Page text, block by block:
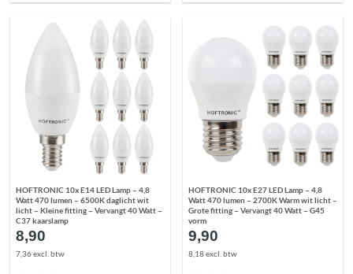
HOFTRONIC 10x E14 LED Lamp – 4,8
Watt 470 lumen – 6500K daglicht wit
licht – Kleine fitting – Vervangt 40 Watt –
C37 kaarslamp
8,90
7,36 excl. btw
HOFTRONIC 10x E27 LED Lamp – 4,8
Watt 470 lumen – 2700K Warm wit licht –
Grote fitting – Vervangt 40 Watt – G45
vorm
9,90
8,18 excl. btw